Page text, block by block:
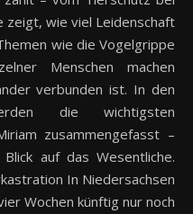
zeigt, wie viel Leidenschaft
wie die Vogelgrippe
Menschen machen
verbunden ist. In den
die wichtigsten
zusammengefasst –
auf das Wesentliche.
In Niedersachsen
Wochen künftig nur noch